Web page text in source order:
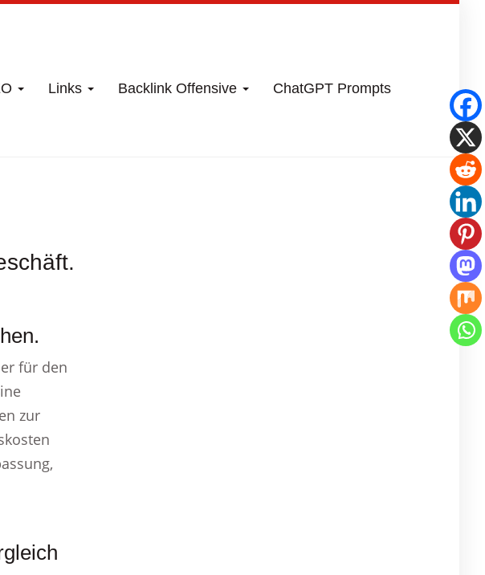
Links Backlink Offensive ChatGPT Prompts
für den
zur